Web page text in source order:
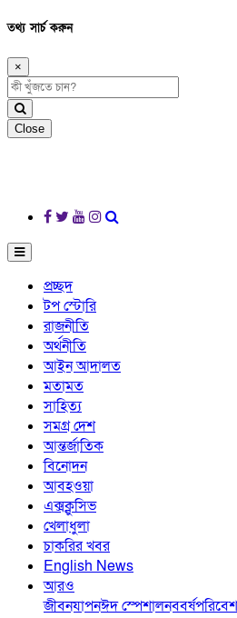
তথ্য সার্চ করুন
×
Close
প্রচ্ছদ
টপ স্টোরি
রাজনীতি
অর্থনীতি
আইন আদালত
মতামত
সাহিত্য
সমগ্র দেশ
আন্তর্জাতিক
বিনোদন
আবহওয়া
এক্সক্লুসিভ
খেলাধুলা
চাকরির খবর
English News
আরও
জীবনযাপনঈদ স্পেশালনববর্ষপরিবেশ